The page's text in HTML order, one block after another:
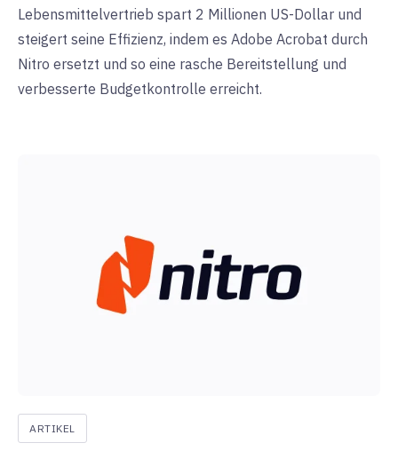
Lebensmittelvertrieb spart 2 Millionen US-Dollar und
steigert seine Effizienz, indem es Adobe Acrobat durch
Nitro ersetzt und so eine rasche Bereitstellung und
verbesserte Budgetkontrolle erreicht.
ARTIKEL